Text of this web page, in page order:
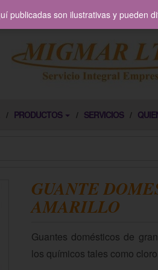
PRODUCTOS SERVICIOS
GUANTE
AMARILLO
Guantes domésticos de
los químicos tales como
publicadas son ilustrativas y pueden